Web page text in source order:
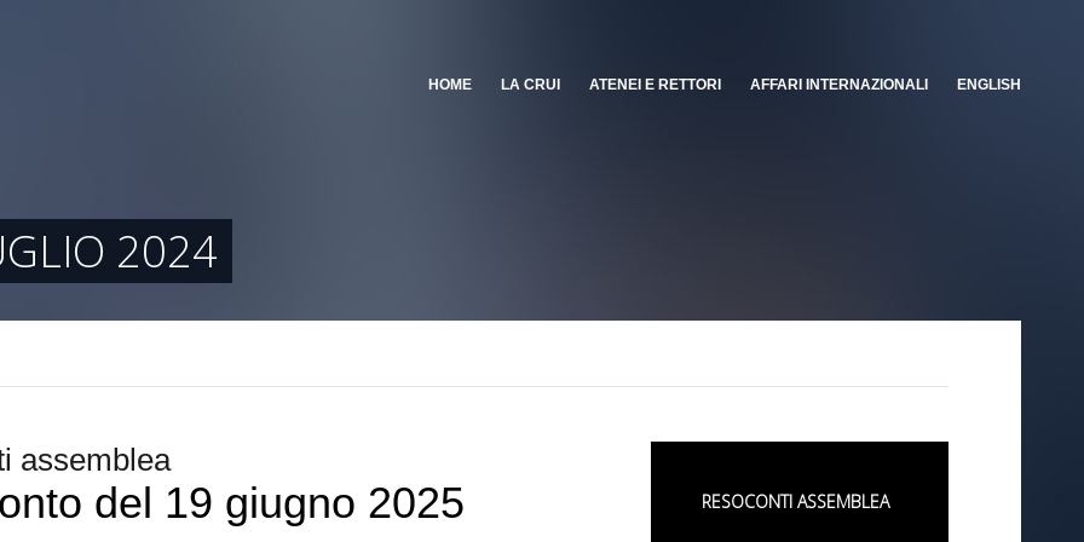
HOME LA CRUI ATENEI E RETTORI AFFARI INTERNAZIONALI ENGLISH
2024
assemblea
del 19 giugno 2025 RESOCONTI ASSEMBLEA